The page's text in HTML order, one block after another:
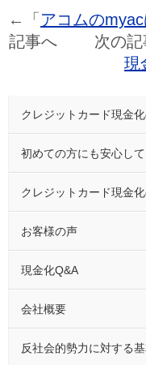
←「 アコムの
記事へ 次の記
現
クレジットカード現金
初めての方にも安心し
クレジットカード現金
お客様の声
現金化Q&A
会社概要
反社会的勢力に対する